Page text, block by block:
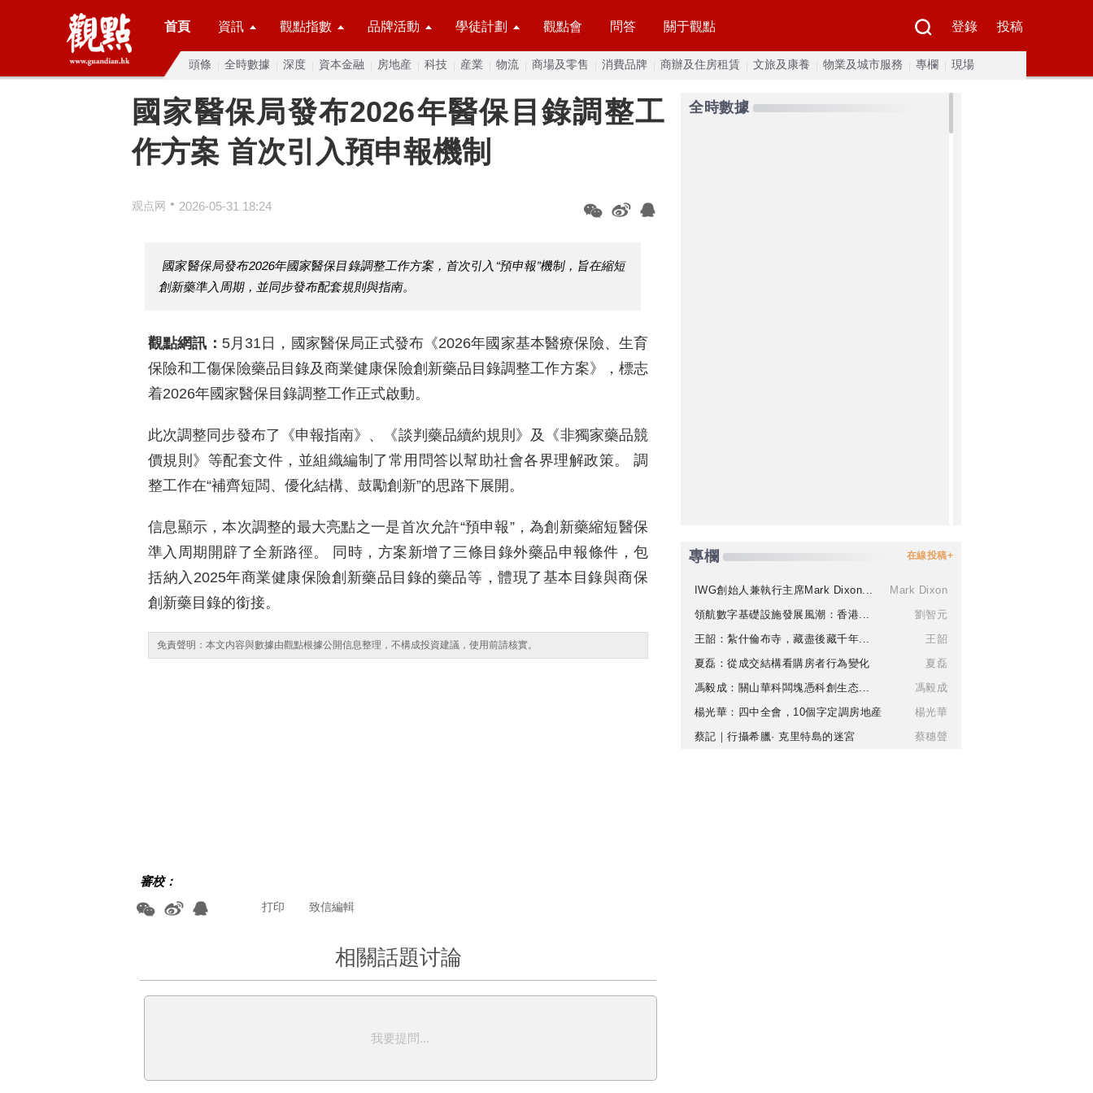
首頁 資訊 觀點指數 品牌活動 學徒計劃 觀點會 問答 關于觀點 登錄 投稿
頭條 全時數據 深度 資本金融 房地産 科技 産業 物流 商場及零售 消費品牌 商辦及住房租賃 文旅及康養 物業及城市服務 專欄 現場
國家醫保局發布2026年醫保目錄調整工
作方案 首次引入預申報機制
观点网 • 2026-05-31 18:24
國家醫保局發布2026年國家醫保目錄調整工作方案，首次引入“預申報”機制，旨在縮短
創新藥準入周期，並同步發布配套規則與指南。
觀點網訊： 5月31日，國家醫保局正式發布《2026年國家基本醫療保險、生育
保險和工傷保險藥品目錄及商業健康保險創新藥品目錄調整工作方案》，標志
着2026年國家醫保目錄調整工作正式啟動。
此次調整同步發布了《申報指南》、《談判藥品續約規則》及《非獨家藥品競
價規則》等配套文件，並組織編制了常用問答以幫助社會各界理解政策。 調
整工作在“補齊短闆、優化結構、鼓勵創新”的思路下展開。
信息顯示，本次調整的最大亮點之一是首次允許“預申報”，為創新藥縮短醫保
準入周期開辟了全新路徑。 同時，方案新增了三條目錄外藥品申報條件，包
括納入2025年商業健康保險創新藥品目錄的藥品等，體現了基本目錄與商保
創新藥目錄的銜接。
免責聲明：本文内容與數據由觀點根據公開信息整理，不構成投資建議，使用前請核實。
審校：
致信編輯
打印
相關話題讨論
我要提問...
全時數據
專欄 在線投稿+
IWG創始人兼執行主席Mark Dixon...
Mark Dixon
領航數字基礎設施發展風潮：香港...
劉智元
王韶：紮什倫布寺，藏盡後藏千年...
王韶
夏磊：從成交結構看購房者行為變化
夏磊
馮毅成：關山華科闆塊憑科創生态...
馮毅成
楊光華：四中全會，10個字定調房地産
楊光華
蔡記｜行攝希臘· 克里特島的迷宮
蔡穗聲